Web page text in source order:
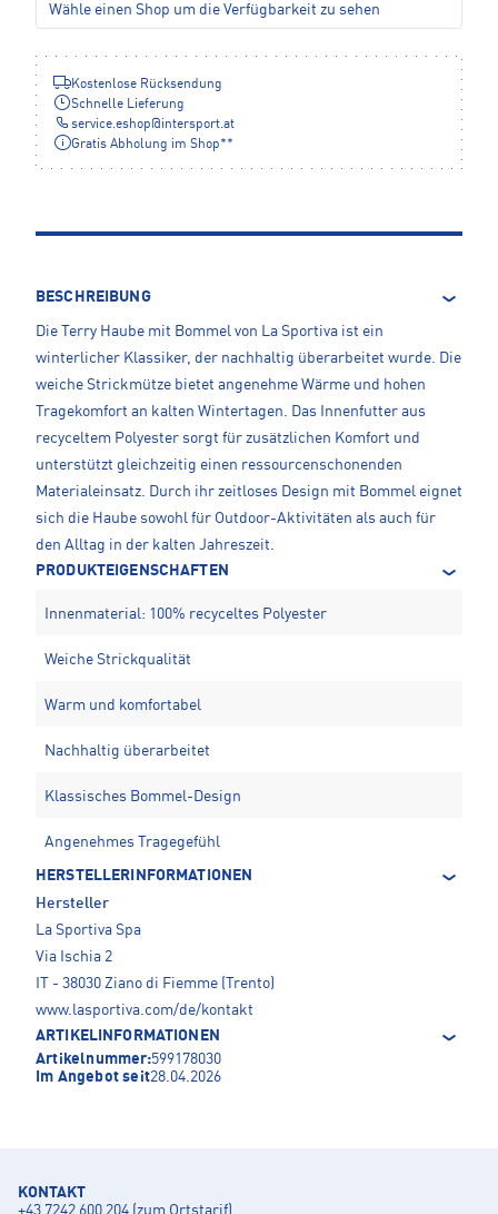
Wähle einen Shop um die Verfügbarkeit zu sehen
Kostenlose Rücksendung
Schnelle Lieferung
service.eshop@intersport.at
Gratis Abholung im Shop**
BESCHREIBUNG
Die Terry Haube mit Bommel von La Sportiva ist ein
winterlicher Klassiker, der nachhaltig überarbeitet wurde. Die
weiche Strickmütze bietet angenehme Wärme und hohen
Tragekomfort an kalten Wintertagen. Das Innenfutter aus
recyceltem Polyester sorgt für zusätzlichen Komfort und
unterstützt gleichzeitig einen ressourcenschonenden
Materialeinsatz. Durch ihr zeitloses Design mit Bommel eignet
sich die Haube sowohl für Outdoor-Aktivitäten als auch für
den Alltag in der kalten Jahreszeit.
PRODUKTEIGENSCHAFTEN
Innenmaterial: 100% recyceltes Polyester
Weiche Strickqualität
Warm und komfortabel
Nachhaltig überarbeitet
Klassisches Bommel-Design
Angenehmes Tragegefühl
HERSTELLERINFORMATIONEN
Hersteller
La Sportiva Spa
Via Ischia 2
IT - 38030 Ziano di Fiemme (Trento)
www.lasportiva.com/de/kontakt
ARTIKELINFORMATIONEN
Artikelnummer:599178030
Im Angebot seit28.04.2026
KONTAKT
+43 7242 600 204 (zum Ortstarif)